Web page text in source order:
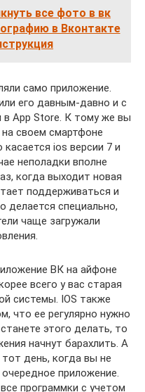
все фото в вк
в Вконтакте
само приложение.
его давным-давно и с
в App Store. К тому же вы
своем смартфоне
ios версии 7 и
неполадки вполне
когда выходит новая
поддерживаться и
специально,
чаще загружали
ВК на айфоне
всего у вас старая
системы. IOS также
что ее регулярно нужно
этого делать, то
начнут барахлить. А
день, когда вы не
приложение.
программки с учетом